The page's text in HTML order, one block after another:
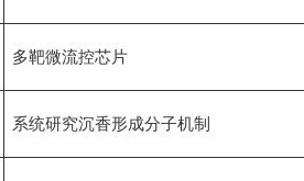
多靶微流控芯片
系统研究沉香形成分子机制